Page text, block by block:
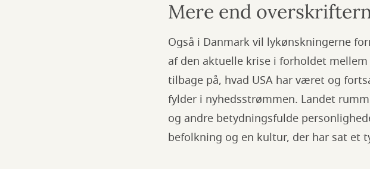
Mere end
Også i Danmark vil lykønskningerne
af den aktuelle krise i forholdet
tilbage på, hvad USA har været og
fylder i nyhedsstrømmen. Landet
og andre betydningsfulde
befolkning og en kultur, der har sat et